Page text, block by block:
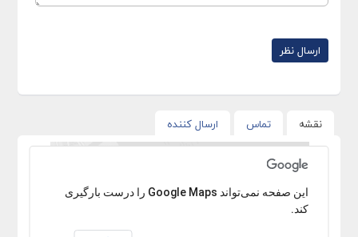
نقشه تماس ارسال کننده
با عرض پوزش آدرس پیدا نشد.‏‫این صفحه نمی‌تواند Google Maps را درست بارگیری
کند.